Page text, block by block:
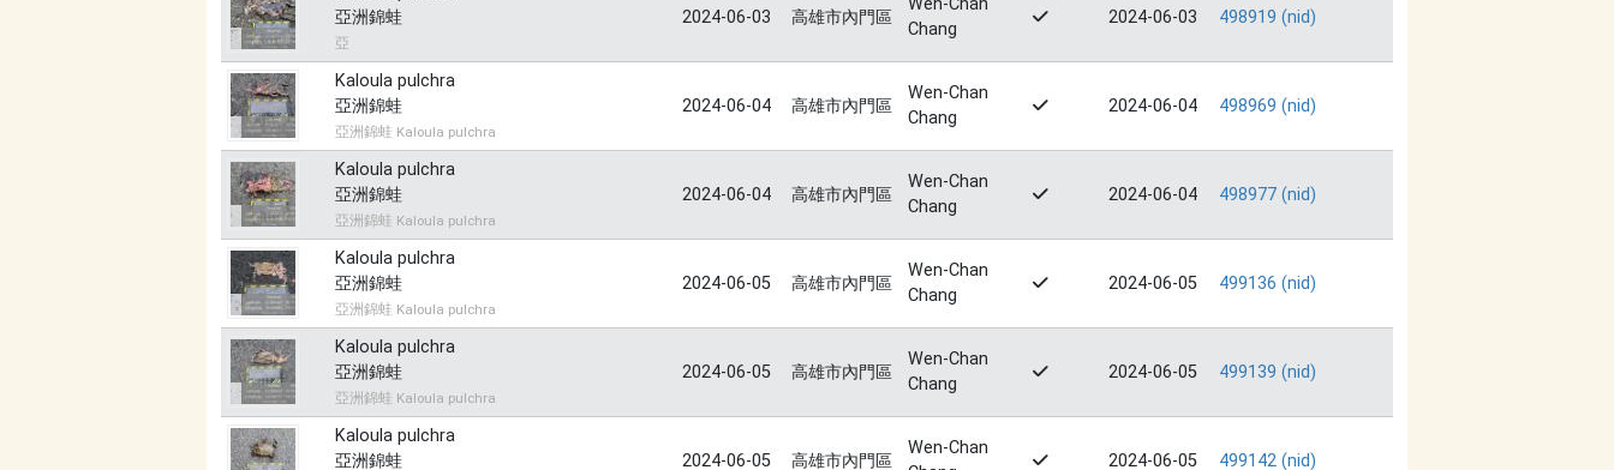
亞洲錦蛙
亞
2024-06-03 高雄市內門區
Wen-Chan
Chang
2024-06-03 498919 (nid)
Kaloula pulchra
亞洲錦蛙
亞洲錦蛙 Kaloula pulchra
2024-06-04 高雄市內門區
Wen-Chan
Chang
2024-06-04 498969 (nid)
Kaloula pulchra
亞洲錦蛙
亞洲錦蛙 Kaloula pulchra
2024-06-04 高雄市內門區
Wen-Chan
Chang
2024-06-04 498977 (nid)
Kaloula pulchra
亞洲錦蛙
亞洲錦蛙 Kaloula pulchra
2024-06-05 高雄市內門區
Wen-Chan
Chang
2024-06-05 499136 (nid)
Kaloula pulchra
亞洲錦蛙
亞洲錦蛙 Kaloula pulchra
2024-06-05 高雄市內門區
Wen-Chan
Chang
2024-06-05 499139 (nid)
Kaloula pulchra
亞洲錦蛙
2024-06-05 高雄市內門區
Wen-Chan
2024-06-05 499142 (nid)